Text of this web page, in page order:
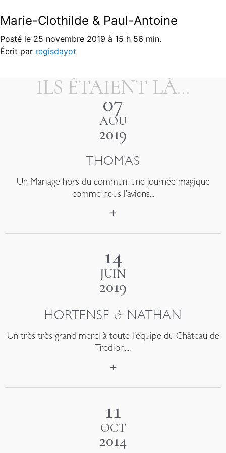
MENU
Marie-Clothilde & Paul-Antoine
Posté le 25 novembre 2019 à 15 h 56 min.
Écrit par regisdayot
Navigation
Cyrille et Solenn
ILS ÉTAIENT LÀ...
07
AOU
2019
THOMAS
Un Mariage hors du commun, une journée magique
comme nous l’avions...
14
JUIN
2019
HORTENSE & NATHAN
Un très très grand merci à toute l’équipe du Château de
Tredion....
11
OCT
2014